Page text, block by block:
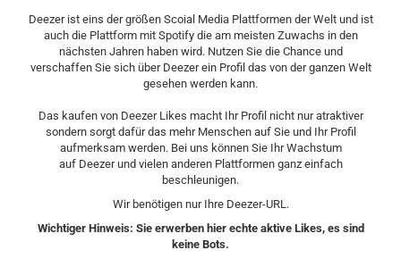
Deezer ist eins der größen Scoial Media Plattformen der Welt und ist
auch die Plattform mit Spotify die am meisten Zuwachs in den
nächsten Jahren haben wird. Nutzen Sie die Chance und
verschaffen Sie sich über Deezer ein Profil das von der ganzen Welt
gesehen werden kann.
Das kaufen von Deezer Likes macht Ihr Profil nicht nur atraktiver
sondern sorgt dafür das mehr Menschen auf Sie und Ihr Profil
aufmerksam werden. Bei uns können Sie Ihr Wachstum
auf Deezer und vielen anderen Plattformen ganz einfach
beschleunigen.
Wir benötigen nur Ihre Deezer-URL.
Wichtiger Hinweis: Sie erwerben hier echte aktive Likes, es sind
keine Bots.